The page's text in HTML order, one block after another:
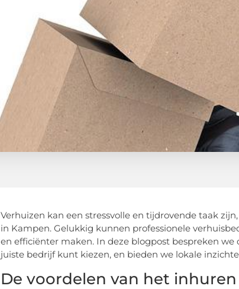
Verhuizen kan een stressvolle en tijdrovende taak
in Kampen. Gelukkig kunnen professionele
en efficiënter maken. In deze blogpost bespreken
juiste bedrijf kunt kiezen, en bieden we lokale
De voordelen van het